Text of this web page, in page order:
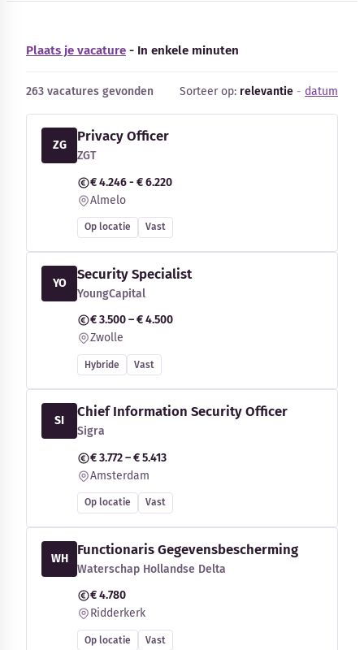
Plaats je vacature - In enkele minuten
263 vacatures gevonden Sorteer op: relevantie - datum
ZG
Privacy Officer
ZGT
€ 4.246 - € 6.220
Almelo
Op locatie Vast
YO
Security Specialist
YoungCapital
€ 3.500 – € 4.500
Zwolle
Hybride Vast
SI
Chief Information Security Officer
Sigra
€ 3.772 – € 5.413
Amsterdam
Op locatie Vast
WH
Functionaris Gegevensbescherming
Waterschap Hollandse Delta
€ 4.780
Ridderkerk
Op locatie Vast